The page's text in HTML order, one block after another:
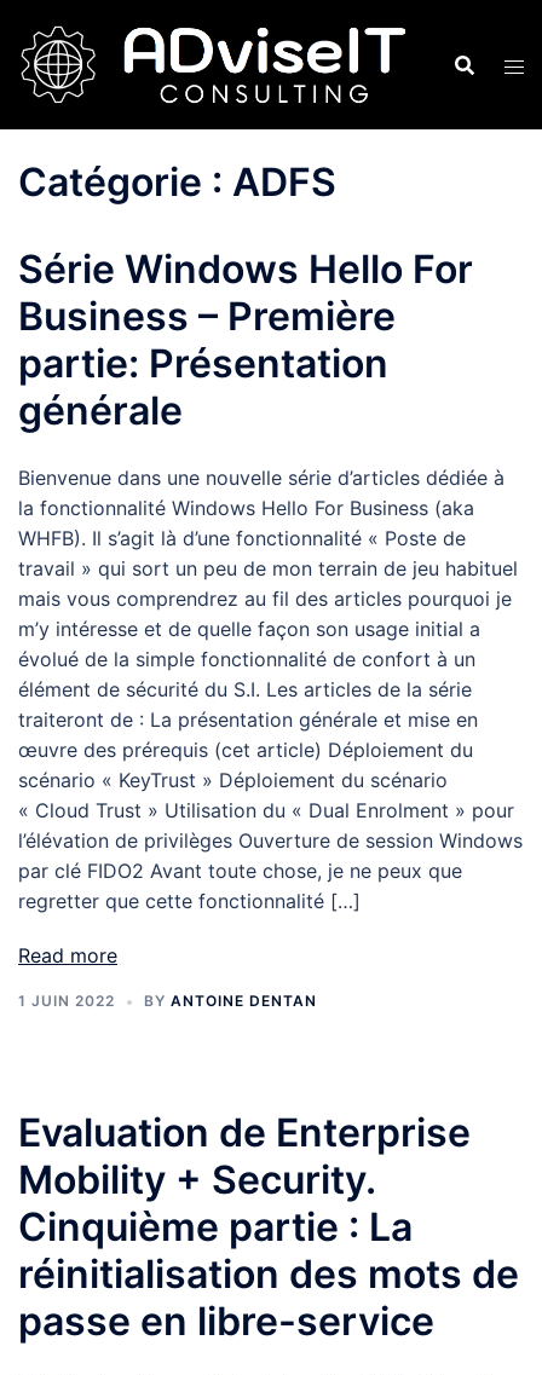
contenu
Catégorie : ADFS
Série Windows Hello For
Business – Première
partie: Présentation
générale
Bienvenue dans une nouvelle série d’articles dédiée à
la fonctionnalité Windows Hello For Business (aka
WHFB). Il s’agit là d’une fonctionnalité « Poste de
travail » qui sort un peu de mon terrain de jeu habituel
mais vous comprendrez au fil des articles pourquoi je
m’y intéresse et de quelle façon son usage initial a
évolué de la simple fonctionnalité de confort à un
élément de sécurité du S.I. Les articles de la série
traiteront de : La présentation générale et mise en
œuvre des prérequis (cet article) Déploiement du
scénario « KeyTrust » Déploiement du scénario
« Cloud Trust » Utilisation du « Dual Enrolment » pour
l’élévation de privilèges Ouverture de session Windows
par clé FIDO2 Avant toute chose, je ne peux que
regretter que cette fonctionnalité […]
Read more
1 JUIN 2022 BY ANTOINE DENTAN
Evaluation de Enterprise
Mobility + Security.
Cinquième partie : La
réinitialisation des mots de
passe en libre-service